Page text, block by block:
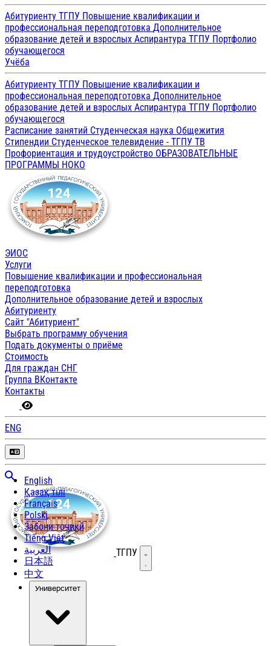
Абитуриенту ТГПУ Повышение квалификации и
профессиональная переподготовка Дополнительное
образование детей и взрослых Аспирантура ТГПУ Портфолио
обучающегося
Учёба
Абитуриенту ТГПУ Повышение квалификации и
профессиональная переподготовка Дополнительное
образование детей и взрослых Аспирантура ТГПУ Портфолио
обучающегося
Расписание занятий Студенческая наука Общежития
Стипендии Студенческое телевидение - ТГПУ ТВ
Профориентация и трудоустройство ОБРАЗОВАТЕЛЬНЫЕ
ПРОГРАММЫ НОКО
ЭИОС
Услуги
Повышение квалификации и профессиональная
переподготовка
Дополнительное образование детей и взрослых
Абитуриенту
Сайт "Абитуриент"
Выбрать программу обучения
Подать документы о приёме
Стоимость
Для граждан СНГ
Группа ВКонтакте
Контакты
ENG
English
Қазақ тілі
Français
Polski
Забони тоҷикӣ
Tiếng Việt
العربية
日本語
中文
ТГПУ Открыть меню
Университет